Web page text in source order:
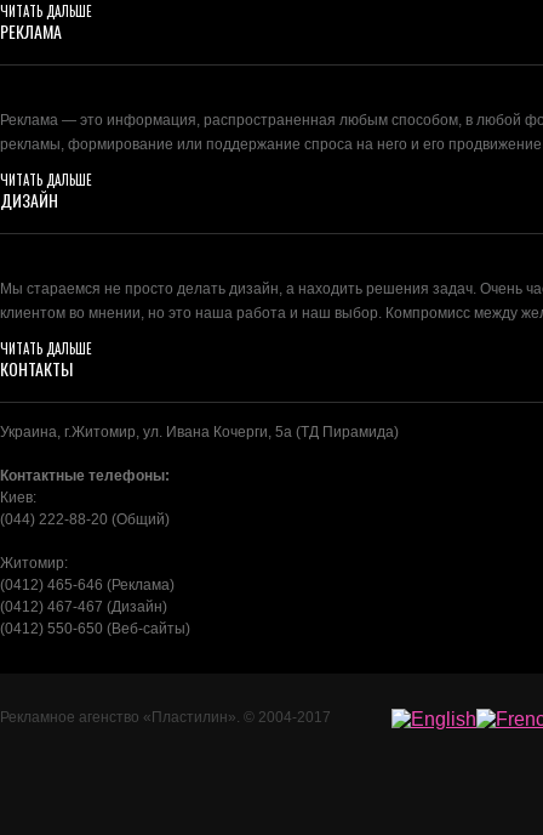
ЧИТАТЬ ДАЛЬШЕ
РЕКЛАМА
Реклама — это информация, распространенная любым способом, в любой
рекламы, формирование или поддержание спроса на него и его
ЧИТАТЬ ДАЛЬШЕ
ДИЗАЙН
Мы стараемся не просто делать дизайн, а находить решения задач. Очень
клиентом во мнении, но это наша работа и наш выбор. Компромисс между
ЧИТАТЬ ДАЛЬШЕ
КОНТАКТЫ
Украина, г.Житомир, ул. Ивана Кочерги, 5а (ТД Пирамида)
Контактные телефоны:
Киев:
(044) 222-88-20 (Общий)
Житомир:
(0412) 465-646 (Реклама)
(0412) 467-467 (Дизайн)
(0412) 550-650 (Веб-сайты)
Рекламное агенство «Пластилин». © 2004-2017